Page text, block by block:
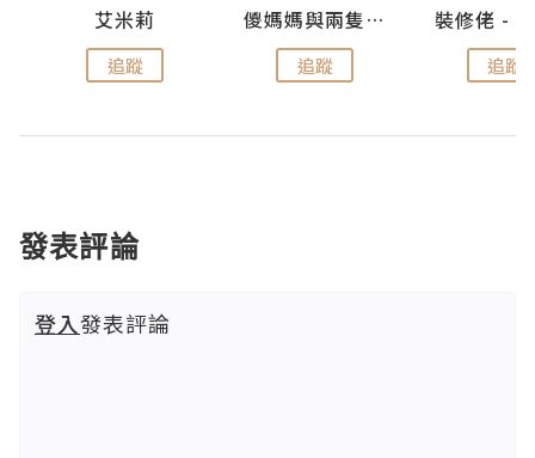
艾米莉
追蹤
儍媽媽與兩隻小魔怪之家
追蹤 追蹤
發表評論
登入發表評論